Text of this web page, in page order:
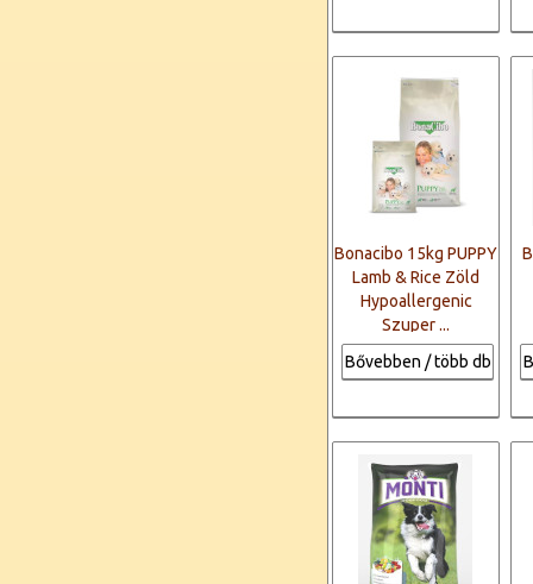
Bonacibo 15kg PUPPY
Lamb & Rice Zöld
Hypoallergenic
Szuper ...
Bővebben / több db